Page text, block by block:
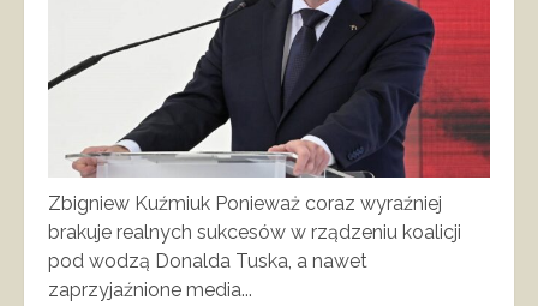
Zbigniew Kuźmiuk Ponieważ coraz wyraźniej
brakuje realnych sukcesów w rządzeniu koalicji
pod wodzą Donalda Tuska, a nawet
zaprzyjaźnione media...